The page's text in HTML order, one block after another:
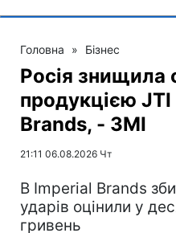
Головна » Бізнес
Росія знищила
продукцією
Brands, - ЗМІ
21:11 06.08.2026 Чт
В Imperial Brands
ударів оцінили у
гривень